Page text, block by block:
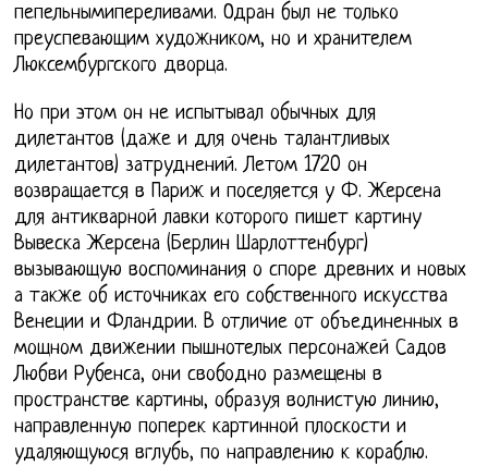
пепельнымипереливами. Одран был не только
преуспевающим художником, но и хранителем
Люксембургского дворца.
Но при этом он не испытывал обычных для
дилетантов (даже и для очень талантливых
дилетантов) затруднений. Летом 1720 он
возвращается в Париж и поселяется у Ф. Жерсена
для антикварной лавки которого пишет картину
Вывеска Жерсена (Берлин Шарлоттенбург)
вызывающую воспоминания о споре древних и новых
а также об источниках его собственного искусства
Венеции и Фландрии. В отличие от объединенных в
мощном движении пышнотелых персонажей Садов
Любви Рубенса, они свободно размещены в
пространстве картины, образуя волнистую линию,
направленную поперек картинной плоскости и
удаляющуюся вглубь, по направлению к кораблю.